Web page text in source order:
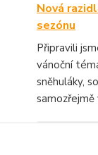
Nová
sezónu
Připravili
vánoční
sněhuláky,
samozřejmě